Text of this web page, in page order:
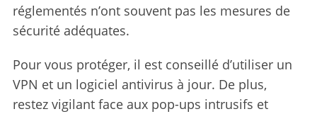
réglementés n’ont souvent pas les mesures de
sécurité adéquates.
Pour vous protéger, il est conseillé d’utiliser un
VPN et un logiciel antivirus à jour. De plus,
restez vigilant face aux pop-ups intrusifs et